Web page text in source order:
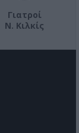
Γιατροί
Ν. Κιλκίς